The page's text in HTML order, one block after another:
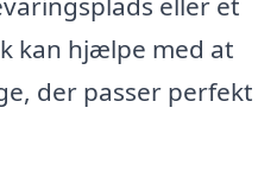
kan hjælpe med at
der passer perfekt